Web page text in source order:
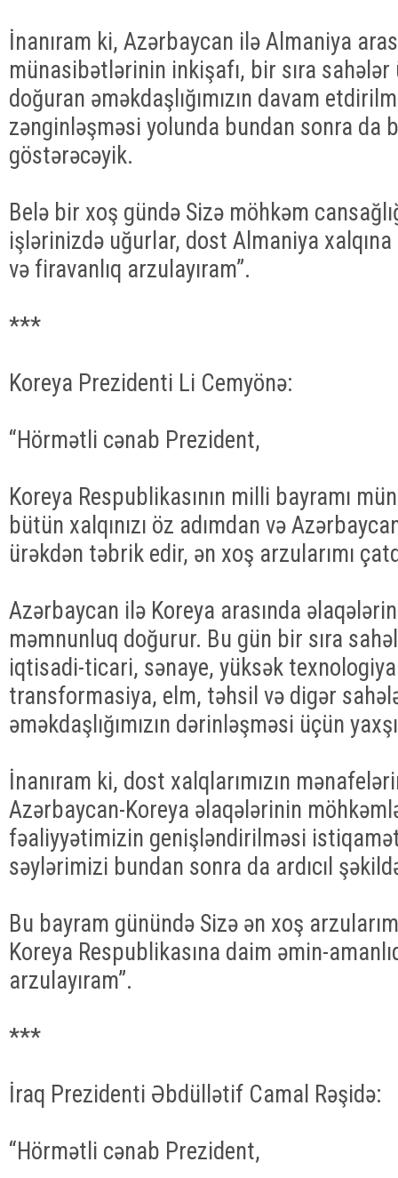
İnanıram ki, Azərbaycan ilə Almaniya
münasibətlərinin inkişafı, bir sıra sahələr
doğuran əməkdaşlığımızın davam
zənginləşməsi yolunda bundan sonra da
göstərəcəyik.
Belə bir xoş gündə Sizə möhkəm
işlərinizdə uğurlar, dost Almaniya
və firavanlıq arzulayıram”.
***
Koreya Prezidenti Li Cemyönə:
“Hörmətli cənab Prezident,
Koreya Respublikasının milli bayramı
bütün xalqınızı öz adımdan və
ürəkdən təbrik edir, ən xoş arzularımı
Azərbaycan ilə Koreya arasında
məmnunluq doğurur. Bu gün bir sıra
iqtisadi-ticari, sənaye, yüksək
transformasiya, elm, təhsil və digər
əməkdaşlığımızın dərinləşməsi üçün
İnanıram ki, dost xalqlarımızın
Azərbaycan-Koreya əlaqələrinin
fəaliyyətimizin genişləndirilməsi
səylərimizi bundan sonra da ardıcıl
Bu bayram günündə Sizə ən xoş
Koreya Respublikasına daim əmin-
arzulayıram”.
***
İraq Prezidenti Əbdüllətif Camal Rəşidə:
“Hörmətli cənab Prezident,